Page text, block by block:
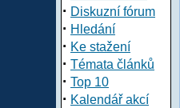
· Diskuzní fórum
· Hledání
· Ke stažení
· Témata článků
· Top 10
· Kalendář akcí